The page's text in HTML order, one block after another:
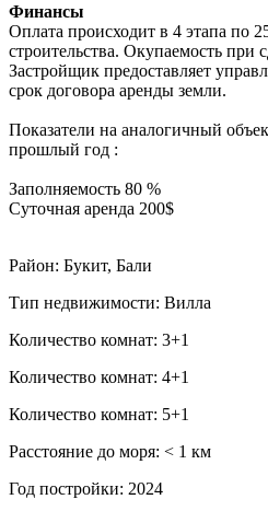
Финансы
Оплата происходит в 4 этапа по
строительства. Окупаемость при
Застройщик предоставляет
срок договора аренды земли.
Показатели на аналогичный
прошлый год :
Заполняемость 80 %
Суточная аренда 200$
Район: Букит, Бали
Тип недвижимости: Вилла
Количество комнат: 3+1
Количество комнат: 4+1
Количество комнат: 5+1
Расстояние до моря: ˂ 1 км
Год постройки: 2024